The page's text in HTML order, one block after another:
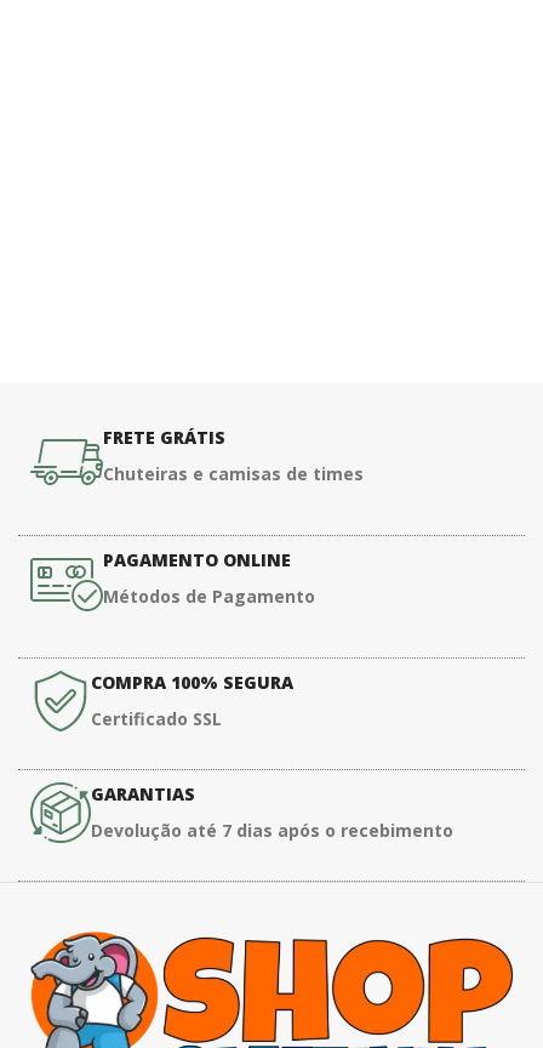
FRETE GRÁTIS
Chuteiras e camisas de times
PAGAMENTO ONLINE
Métodos de Pagamento
COMPRA 100% SEGURA
Certificado SSL
GARANTIAS
Devolução até 7 dias após o recebimento